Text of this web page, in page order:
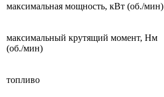
максимальная мощность, кВт (об./мин)
максимальный крутящий момент, Нм
(об./мин)
топливо